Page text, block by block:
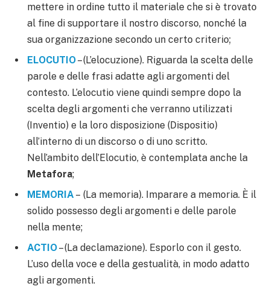
mettere in ordine tutto il materiale che si è trovato
al fine di supportare il nostro discorso, nonché la
sua organizzazione secondo un certo criterio;
ELOCUTIO– (L’elocuzione). Riguarda la scelta delle
parole e delle frasi adatte agli argomenti del
contesto. L’elocutio viene quindi sempre dopo la
scelta degli argomenti che verranno utilizzati
(Inventio) e la loro disposizione (Dispositio)
all’interno di un discorso o di uno scritto.
Nell’ambito dell’Elocutio, è contemplata anche la
Metafora;
MEMORIA – (La memoria). Imparare a memoria. È il
solido possesso degli argomenti e delle parole
nella mente;
ACTIO– (La declamazione). Esporlo con il gesto.
L’uso della voce e della gestualità, in modo adatto
agli argomenti.